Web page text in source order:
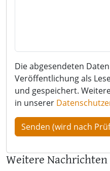
Die abgesendeten
Veröffentlichung als
und gespeichert.
in unserer
Weitere Nachrichten